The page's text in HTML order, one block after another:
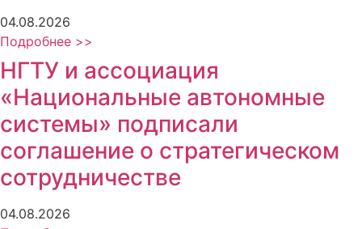
04.08.2026
Подробнее >>
НГТУ и ассоциация
«Национальные автономные
системы» подписали
соглашение о стратегическом
сотрудничестве
04.08.2026